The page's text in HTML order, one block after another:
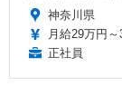
神奈川県
月給29万円～
正社員